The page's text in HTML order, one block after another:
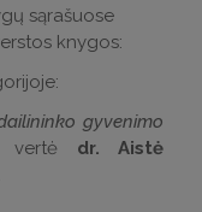
sąrašuose
knygos:
gyvenimo
vertė dr. Aistė